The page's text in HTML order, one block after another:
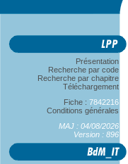
Présentation
Recherche par code
Recherche par chapitre
Téléchargement
Fiche : 7842216
Conditions générales
MAJ : 04/08/2026
Version : 896